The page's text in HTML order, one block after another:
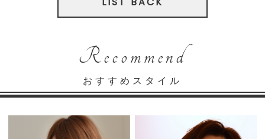
Recommend
おすすめスタイル